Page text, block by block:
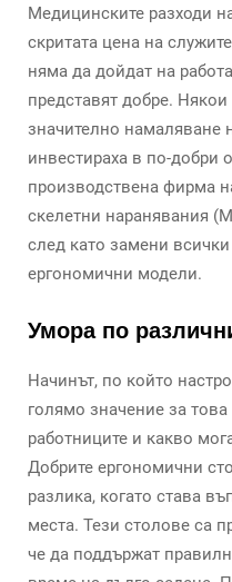
Медицинските разходи
скритата цена на
няма да дойдат на
представят добре.
значително намаляване
инвестираха в по-добри
производствена фирма
скелетни наранявания
след като замени
ергономични модели.
Умора по
Начинът, по който
голямо значение за
работниците и какво
Добрите ергономични
разлика, когато става
места. Тези столове са
че да поддържат